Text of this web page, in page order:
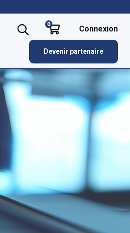
0 Connexion
Devenir partenaire